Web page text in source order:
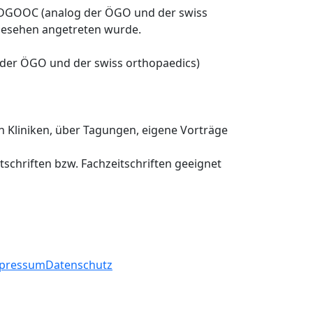
(analog der ÖGO und der swiss
angetreten wurde.
ÖGO und der swiss orthopaedics)
Kliniken, über Tagungen, eigene Vorträge
bzw. Fachzeitschriften geeignet
überspringen
Datenschutz